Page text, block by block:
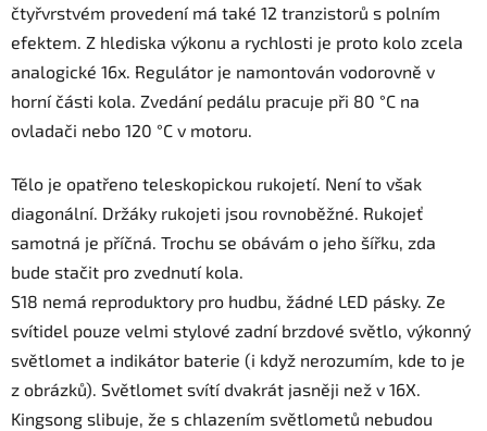
čtyřvrstvém provedení má také 12 tranzistorů s polním
efektem. Z hlediska výkonu a rychlosti je proto kolo zcela
analogické 16x. Regulátor je namontován vodorovně v
horní části kola. Zvedání pedálu pracuje při 80 °C na
ovladači nebo 120 °C v motoru.
Tělo je opatřeno teleskopickou rukojetí. Není to však
diagonální. Držáky rukojeti jsou rovnoběžné. Rukojeť
samotná je příčná. Trochu se obávám o jeho šířku, zda
bude stačit pro zvednutí kola.
S18 nemá reproduktory pro hudbu, žádné LED pásky. Ze
svítidel pouze velmi stylové zadní brzdové světlo, výkonný
světlomet a indikátor baterie (i když nerozumím, kde to je
z obrázků). Světlomet svítí dvakrát jasněji než v 16X.
Kingsong slibuje, že s chlazením světlometů nebudou